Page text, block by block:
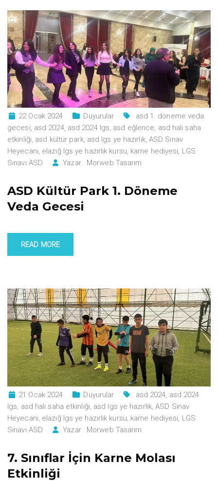
22 Ocak 2024 Duyurular
asd 1. döneme veda
gecesi, asd 2024, asd 2024 lgs, asd eğlence, asd halı saha
etkinliği, asd kültür park, asd lgs ye hazırlık, ASD Sınav
Heyecanı, elazığ lgs ye hazırlık kursu, karne hediyesi, LGS
Sınavı ASD
Yazar : Morweb Tasarım
ASD Kültür Park 1. Döneme
Veda Gecesi
READ MORE
21 Ocak 2024 Duyurular asd 2024, asd 2024
lgs, asd halı saha etkinliği, asd lgs ye hazırlık,ASD Sınav
Heyecanı, elazığ lgs ye hazırlık kursu, karne hediyesi, LGS
Sınavı ASD
Yazar : Morweb Tasarım
7. Sınıflar İçin Karne Molası
Etkinliği